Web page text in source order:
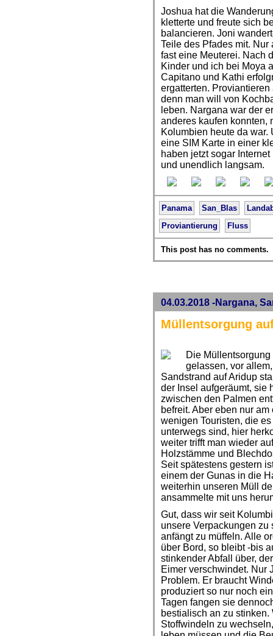
Joshua hat die
kletterte und freute sich
balancieren. Joni
Teile des Pfades mit.
fast eine Meuterei. Nach
Kinder und ich bei Moya
Capitano und Kathi
ergatterten.
denn man will von
leben. Nargana war der
anderes kaufen konnten,
Kolumbien heute da
eine SIM Karte in einer
haben jetzt sogar
und unendlich langsam.
Panama San_Blas
Proviantierung
Fluss
This post has no comments.
04.03.2018 -Nargana,
Müllentsorgung
Die
gelassen, vor
Sandstrand auf Aridup
der Insel aufgeräumt, sie
zwischen den Palmen
befreit. Aber eben nur
wenigen Touristen, die
unterwegs sind, hier
weiter trifft man wieder
Holzstämme und
Seit spätestens gestern
einem der Gunas in die
weiterhin unseren Müll
ansammelte mit uns
Gut, dass wir seit
unsere Verpackungen
anfängt zu müffeln. Alle
über Bord, so bleibt -bis
stinkender Abfall über,
Eimer verschwindet. Nur
Problem. Er braucht
produziert so nur noch
Tagen fangen sie
bestialisch an zu
Stoffwindeln zu